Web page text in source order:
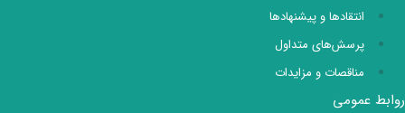
انتقادها و پیشنهادها
پرسش‌های متداول
مناقصات و مزایدات
روابط عمومی